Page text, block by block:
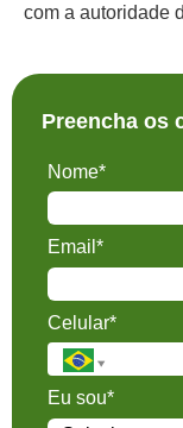
com a autoridade
Preencha os
Nome*
Email*
Celular*
Eu sou*